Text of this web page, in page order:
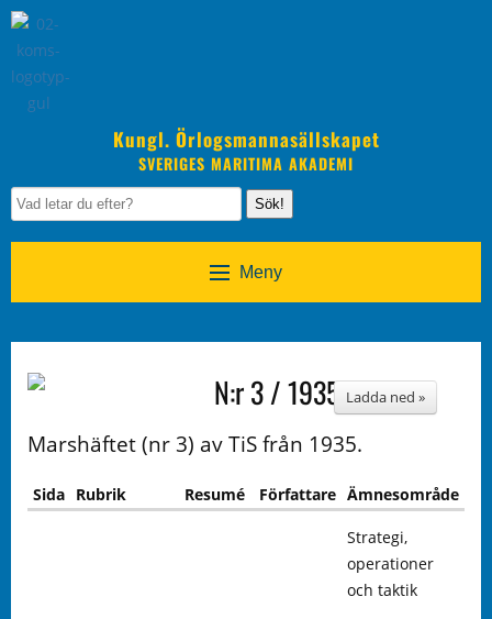
Kungl. Örlogsmannasällskapet
SVERIGES MARITIMA AKADEMI
Sök!
Meny
N:r 3 / 1935 Ladda ned »
Marshäftet (nr 3) av TiS från 1935.
Sida Rubrik Resumé Författare Ämnesområde
Strategi,
operationer
och taktik